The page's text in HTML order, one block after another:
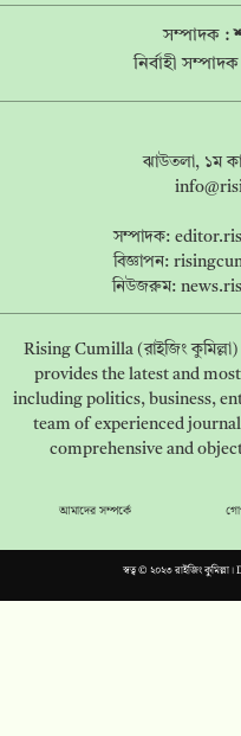
সম্পাদক :
নির্বাহী
ঝাউতলা, ১ম
সম্পাদক:
বিজ্ঞাপন:
নিউজরুম:
Rising Cumilla (রাইজিং
provides the latest and
including politics, business,
team of experienced
comprehensive and
আমাদের সম্পর্কে
স্বত্ব © ২০২৩ রাইজিং